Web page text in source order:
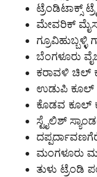
ಟ್ರೆಂಡಿಟಾಕ್ಸ್
ಮೇವರಿಕ್
ಗ್ರೂವಿಹುಬ್ಬಳ್ಳಿ
ಬೆಂಗಳೂರು
ಕರಾವಳಿ ಚಿಲ್
ಉಡುಪಿ
ಕೊಡವ ಕೂಲ್
ಸ್ಟೈಲಿಶ್
ಮಂಗಳೂರು
ತುಳು ಟ್ರೆಂಡಿ